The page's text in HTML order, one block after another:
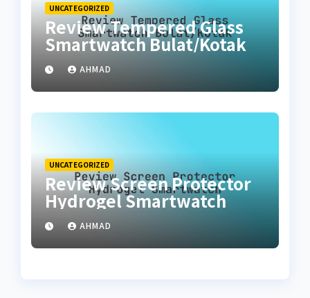
UNCATEGORIZED
Review Tempered Glass
Smartwatch Bulat/Kotak
AHMAD
UNCATEGORIZED
Review Screen Protector
Hydrogel Smartwatch
AHMAD